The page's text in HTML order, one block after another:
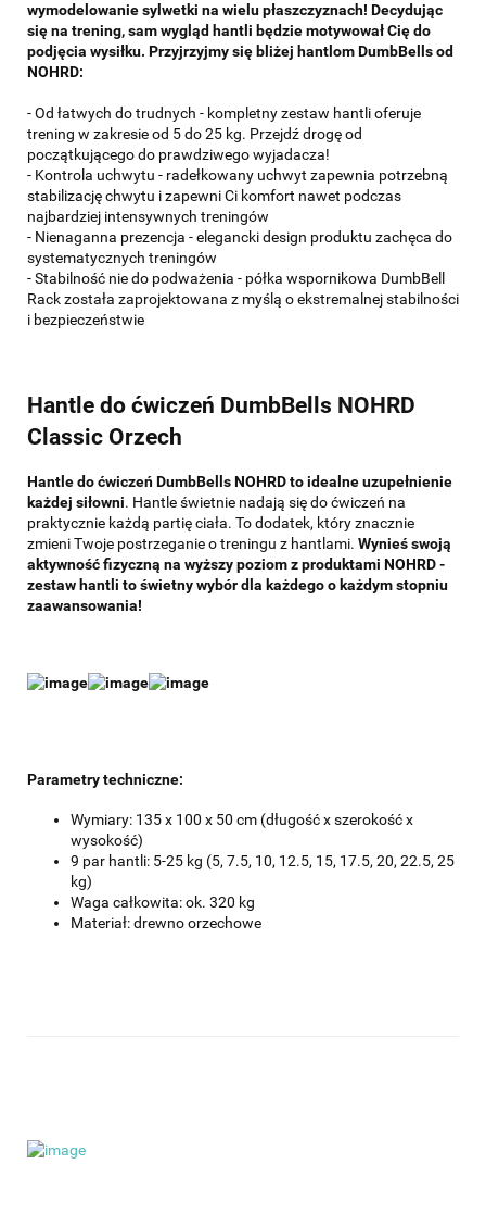
wymodelowanie sylwetki na wielu płaszczyznach! Decydując
się na trening, sam wygląd hantli będzie motywował Cię do
podjęcia wysiłku. Przyjrzyjmy się bliżej hantlom DumbBells od
NOHRD:
- Od łatwych do trudnych - kompletny zestaw hantli oferuje
trening w zakresie od 5 do 25 kg. Przejdź drogę od
początkującego do prawdziwego wyjadacza!
- Kontrola uchwytu - radełkowany uchwyt zapewnia potrzebną
stabilizację chwytu i zapewni Ci komfort nawet podczas
najbardziej intensywnych treningów
- Nienaganna prezencja - elegancki design produktu zachęca do
systematycznych treningów
- Stabilność nie do podważenia - półka wspornikowa DumbBell
Rack została zaprojektowana z myślą o ekstremalnej stabilności
i bezpieczeństwie
Hantle do ćwiczeń DumbBells NOHRD
Classic Orzech
Hantle do ćwiczeń DumbBells NOHRD to idealne uzupełnienie
każdej siłowni. Hantle świetnie nadają się do ćwiczeń na
praktycznie każdą partię ciała. To dodatek, który znacznie
zmieni Twoje postrzeganie o treningu z hantlami. Wynieś swoją
aktywność fizyczną na wyższy poziom z produktami NOHRD -
zestaw hantli to świetny wybór dla każdego o każdym stopniu
zaawansowania!
Parametry techniczne:
Wymiary: 135 x 100 x 50 cm (długość x szerokość x
wysokość)
9 par hantli: 5-25 kg (5, 7.5, 10, 12.5, 15, 17.5, 20, 22.5, 25
kg)
Waga całkowita: ok. 320 kg
Materiał: drewno orzechowe